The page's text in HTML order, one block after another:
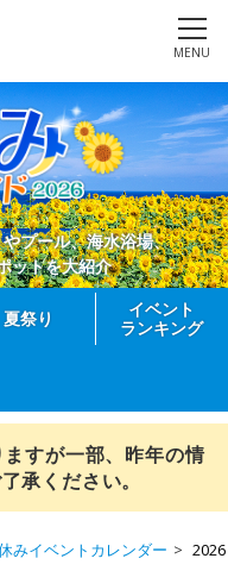
MENU
プール、海水浴場、
ットを大紹介
夏祭り
イベント
ランキング
すが一部、昨年の情
承ください。
みイベントカレンダー